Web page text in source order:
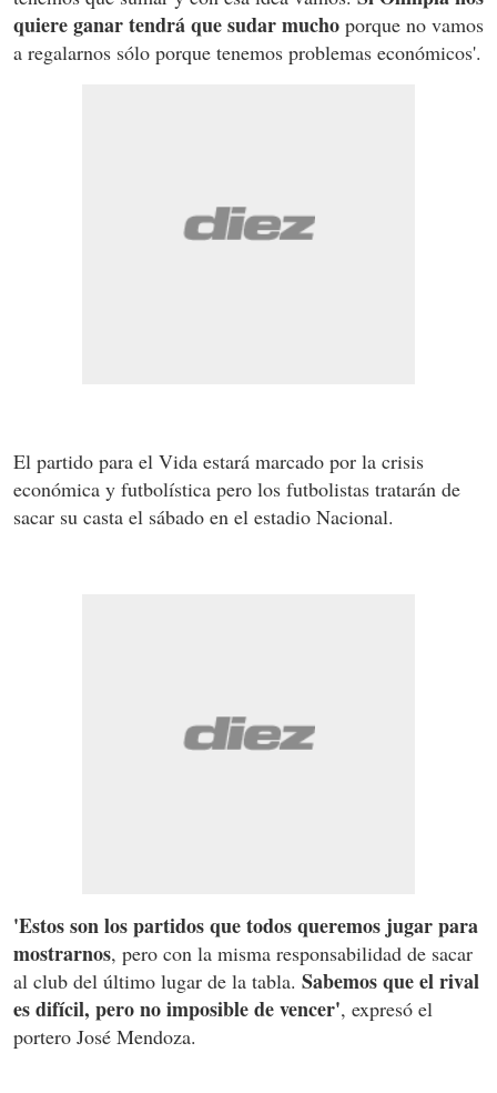
quiere ganar tendrá que sudar mucho porque no vamos
a regalarnos sólo porque tenemos problemas económicos'.
El partido para el Vida estará marcado por la crisis
económica y futbolística pero los futbolistas tratarán de
sacar su casta el sábado en el estadio Nacional.
'Estos son los partidos que todos queremos jugar para
mostrarnos, pero con la misma responsabilidad de sacar
al club del último lugar de la tabla. Sabemos que el rival
es difícil, pero no imposible de vencer', expresó el
portero José Mendoza.